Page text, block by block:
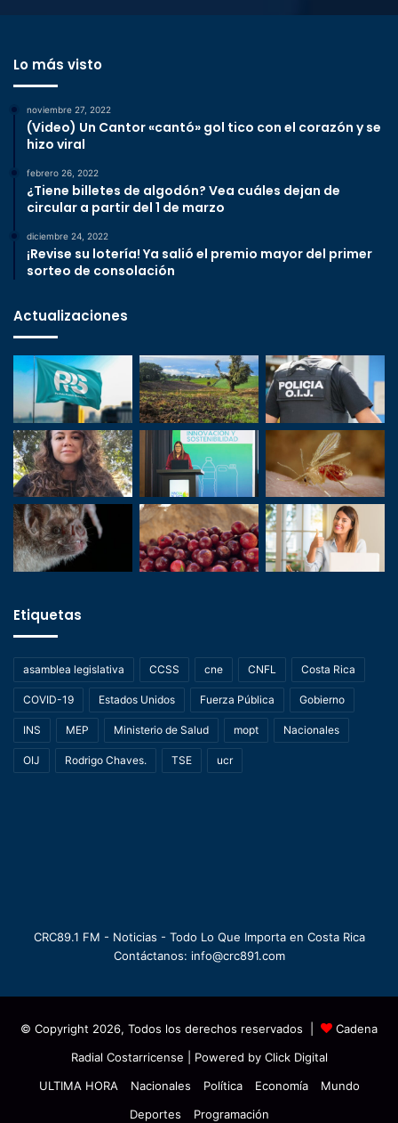
Lo más visto
noviembre 27, 2022
(Video) Un Cantor «cantó» gol tico con el corazón y se
hizo viral
febrero 26, 2022
¿Tiene billetes de algodón? Vea cuáles dejan de
circular a partir del 1 de marzo
diciembre 24, 2022
¡Revise su lotería! Ya salió el premio mayor del primer
sorteo de consolación
Actualizaciones
Etiquetas
asamblea legislativa CCSS cne CNFL Costa Rica
COVID-19 Estados Unidos Fuerza Pública Gobierno
INS MEP Ministerio de Salud mopt Nacionales
OIJ Rodrigo Chaves. TSE ucr
CRC89.1 FM - Noticias - Todo Lo Que Importa en Costa Rica
Contáctanos: info@crc891.com
© Copyright 2026, Todos los derechos reservados |
Cadena
Radial Costarricense | Powered by Click Digital
ULTIMA HORA
Nacionales Política Economía
Mundo
Deportes
Programación